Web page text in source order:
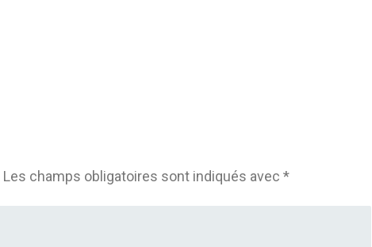
Les champs obligatoires sont indiqués avec *